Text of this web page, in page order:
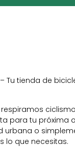
– Tu tienda de
respiramos
para tu próxima
urbana o
lo que necesitas.